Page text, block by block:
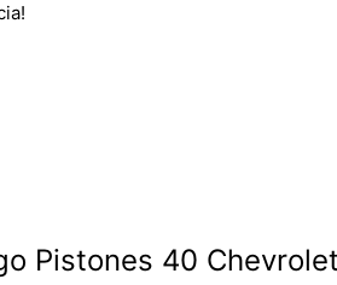
Pistones 40